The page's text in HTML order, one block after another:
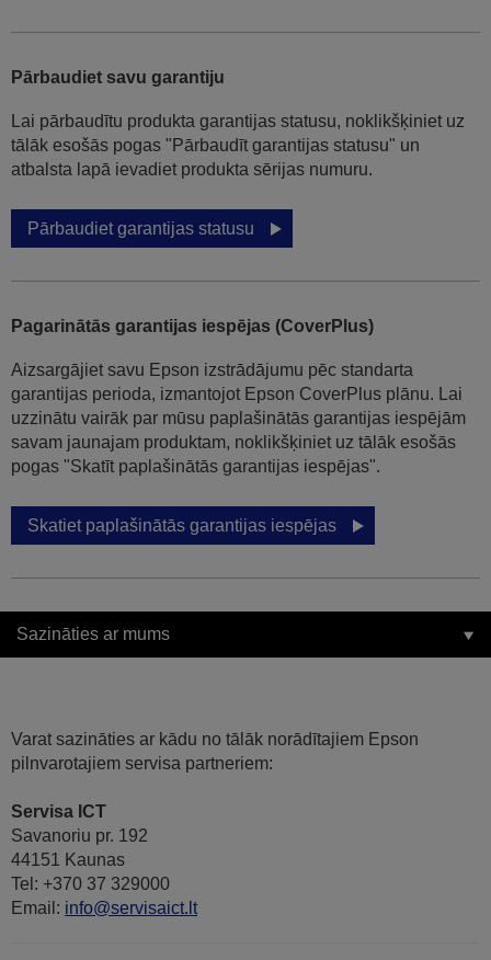
Pārbaudiet savu garantiju
Lai pārbaudītu produkta garantijas statusu, noklikšķiniet uz
tālāk esošās pogas "Pārbaudīt garantijas statusu" un
atbalsta lapā ievadiet produkta sērijas numuru.
Pārbaudiet garantijas statusu
Pagarinātās garantijas iespējas (CoverPlus)
Aizsargājiet savu Epson izstrādājumu pēc standarta
garantijas perioda, izmantojot Epson CoverPlus plānu. Lai
uzzinātu vairāk par mūsu paplašinātās garantijas iespējām
savam jaunajam produktam, noklikšķiniet uz tālāk esošās
pogas "Skatīt paplašinātās garantijas iespējas".
Skatiet paplašinātās garantijas iespējas
Sazināties ar mums
Varat sazināties ar kādu no tālāk norādītajiem Epson
pilnvarotajiem servisa partneriem:
Servisa ICT
Savanoriu pr. 192
44151 Kaunas
Tel: +370 37 329000
Email: info@servisaict.lt